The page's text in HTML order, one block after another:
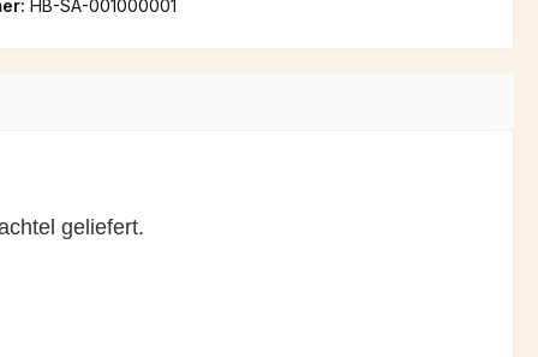
HB-SA-001000001
geliefert.